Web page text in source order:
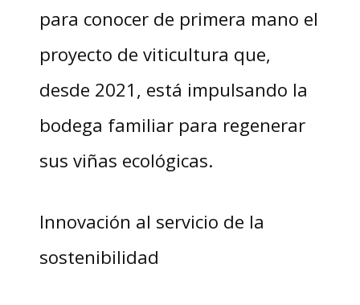
para conocer de primera mano el
proyecto de viticultura que,
desde 2021, está impulsando la
bodega familiar para regenerar
sus viñas ecológicas.
Innovación al servicio de la
sostenibilidad